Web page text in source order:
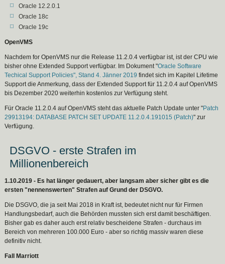
Oracle 12.2.0.1
Oracle 18c
Oracle 19c
OpenVMS
Nachdem for OpenVMS nur die Release 11.2.0.4 verfügbar ist, ist der CPU wie
bisher ohne Extended Support verfügbar. Im Dokument "Oracle Software
Techical Support Policies", Stand 4. Jänner 2019 findet sich im Kapitel Lifetime
Support die Anmerkung, dass der Extended Support für 11.2.0.4 auf OpenVMS
bis Dezember 2020 weiterhin kostenlos zur Verfügung steht.
Für Oracle 11.2.0.4 auf OpenVMS steht das aktuelle Patch Update unter "Patch
29913194: DATABASE PATCH SET UPDATE 11.2.0.4.191015 (Patch)" zur
Verfügung.
DSGVO - erste Strafen im
Millionenbereich
1.10.2019 - Es hat länger gedauert, aber langsam aber sicher gibt es die
ersten "nennenswerten" Strafen auf Grund der DSGVO.
Die DSGVO, die ja seit Mai 2018 in Kraft ist, bedeutet nicht nur für Firmen
Handlungsbedarf, auch die Behörden mussten sich erst damit beschäftigen.
Bisher gab es daher auch erst relativ bescheidene Strafen - durchaus im
Bereich von mehreren 100.000 Euro - aber so richtig massiv waren diese
definitiv nicht.
Fall Marriott